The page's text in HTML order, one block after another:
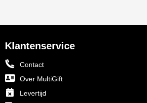
Klantenservice
Contact
Over MultiGift
Levertijd